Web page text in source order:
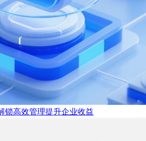
锁高效管理提升企业收益